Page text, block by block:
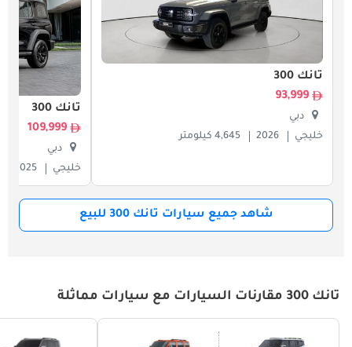
تانك 300
93,999
دبي
خليجي
2026 4,645 كيلومتر
تانك 300
109,999
دبي
خليجي
2025
شاهد جميع سيارات تانك 300 للبيع
تانك 300 مقارنات السيارات مع سيارات مماثلة